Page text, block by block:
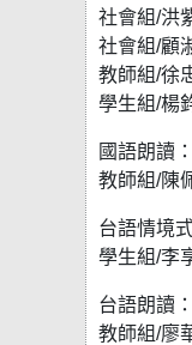
社會組/洪
社會組/顧
教師組/徐
學生組/楊
國語朗讀：
教師組/陳
台語情境
學生組/李
台語朗讀：
教師組/廖